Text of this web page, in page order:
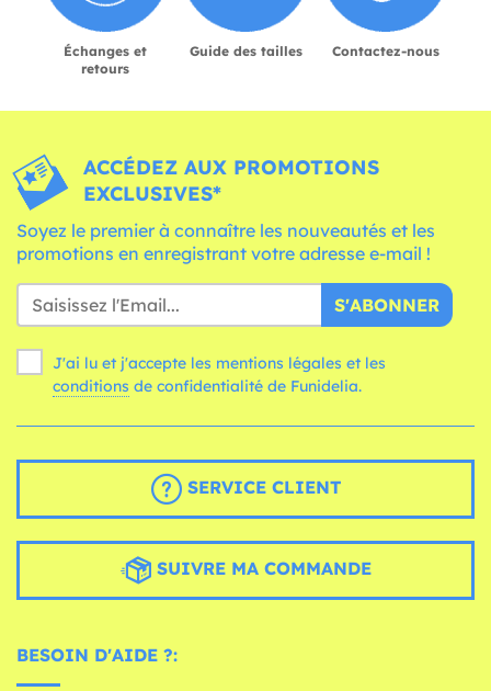
Échanges et
retours
Guide des tailles Contactez-nous
ACCÉDEZ AUX PROMOTIONS
EXCLUSIVES*
Soyez le premier à connaître les nouveautés et les
promotions en enregistrant votre adresse e-mail !
S'ABONNER
J'ai lu et j'accepte les mentions légales et les
conditions de confidentialité de Funidelia.
SERVICE CLIENT
SUIVRE MA COMMANDE
BESOIN D'AIDE ?: